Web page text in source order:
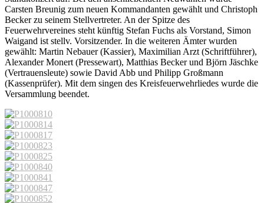
Carsten Breunig zum neuen Kommandanten gewählt und Christoph
Becker zu seinem Stellvertreter. An der Spitze des
Feuerwehrvereines steht künftig Stefan Fuchs als Vorstand, Simon
Waigand ist stellv. Vorsitzender. In die weiteren Ämter wurden
gewählt: Martin Nebauer (Kassier), Maximilian Arzt (Schriftführer),
Alexander Monert (Pressewart), Matthias Becker und Björn Jäschke
(Vertrauensleute) sowie David Abb und Philipp Großmann
(Kassenprüfer). Mit dem singen des Kreisfeuerwehrliedes wurde die
Versammlung beendet.